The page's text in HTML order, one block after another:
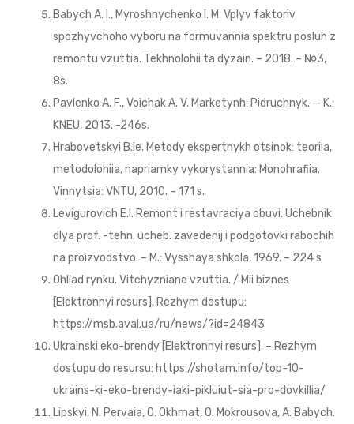
Babych A. I., Myroshnychenko I. M. Vplyv faktoriv
spozhyvchoho vyboru na formuvannia spektru posluh z
remontu vzuttia. Tekhnolohii ta dyzain. – 2018. – №3,
8s.
Pavlenko A. F., Voichak A. V. Marketynh: Pidruchnyk. — K.:
KNEU, 2013. -246s.
Hrabovetskyi B.Ie. Metody ekspertnykh otsinok: teoriia,
metodolohiia, napriamky vykorystannia: Monohrafiia.
Vinnytsia: VNTU, 2010. – 171 s.
Levigurovich E.I. Remont i restavraciya obuvi. Uchebnik
dlya prof. -tehn. ucheb. zavedenij i podgotovki rabochih
na proizvodstvo. – M.: Vysshaya shkola, 1969. – 224 s
Ohliad rynku. Vitchyzniane vzuttia. / Mii biznes
[Elektronnyi resurs]. Rezhym dostupu:
https://msb.aval.ua/ru/news/?id=24843
Ukrainski eko-brendy [Elektronnyi resurs]. – Rezhym
dostupu do resursu: https://shotam.info/top-10-
ukrains-ki-eko-brendy-iaki-pikluiut-sia-pro-dovkillia/
Lipskyi, N. Pervaia, O. Okhmat, O. Mokrousova, A. Babych.